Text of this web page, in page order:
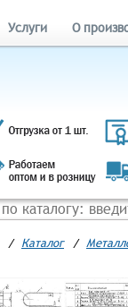
Услуги О
/ Каталог /